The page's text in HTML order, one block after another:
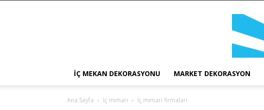
İÇ MEKAN DEKORASYONU MARKET DEKORASYON
Ana Sayfa İç mimari İç mimari firmaları